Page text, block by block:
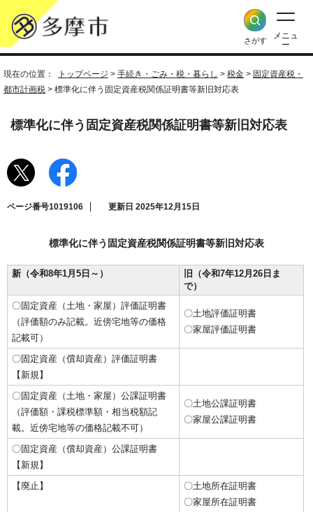
さがす
メニュ
ー
現在の位置： トップページ > 手続き・ごみ・税・暮らし > 税金 > 固定資産税・
都市計画税 > 標準化に伴う固定資産税関係証明書等新旧対応表
標準化に伴う固定資産税関係証明書等新旧対応表
ページ番号1019106 更新日 2025年12月15日
標準化に伴う固定資産税関係証明書等新旧対応表
新（令和8年1月5日～）
旧（令和7年12月26日ま
で）
〇固定資産（土地・家屋）評価証明書
（評価額のみ記載。近傍宅地等の価格
記載可）
〇土地評価証明書
〇家屋評価証明書
〇固定資産（償却資産）評価証明書
【新規】
〇固定資産（土地・家屋）公課証明書
（評価額・課税標準額・相当税額記
載。近傍宅地等の価格記載不可）
〇土地公課証明書
〇家屋公課証明書
〇固定資産（償却資産）公課証明書
【新規】
【廃止】
〇土地所在証明書
〇家屋所在証明書